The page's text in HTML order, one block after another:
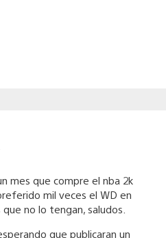
mes que compre el nba 2k
mil veces el WD en
no lo tengan, saludos.
que publicaran un